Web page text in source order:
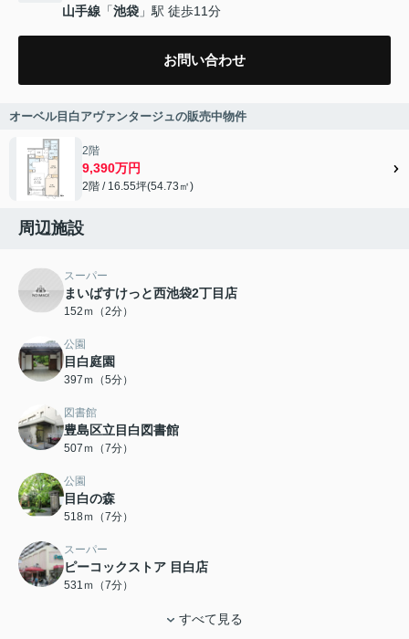
山手線 「池袋 」駅 徒歩11分
お問い合わせ
オーベル目白アヴァンタージュの販売中物件
2階
9,390万円
2階 / 16.55坪(54.73㎡)
周辺施設
スーパー
まいばすけっと西池袋2丁目店
152ｍ（2分）
公園
目白庭園
397ｍ（5分）
図書館
豊島区立目白図書館
507ｍ（7分）
公園
目白の森
518ｍ（7分）
スーパー
ピーコックストア 目白店
531ｍ（7分）
すべて見る